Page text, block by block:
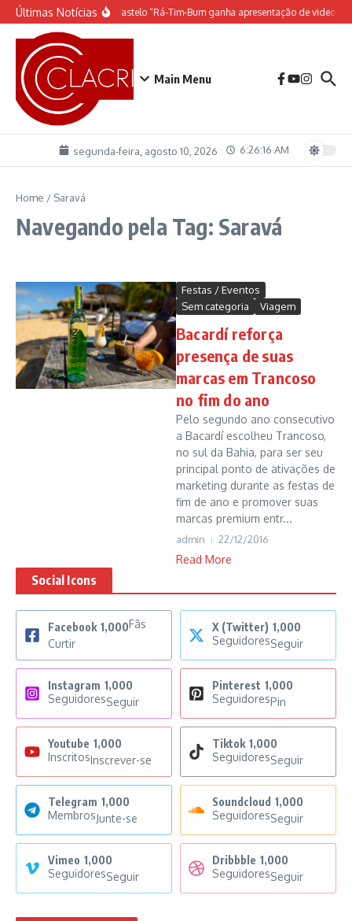
Ir para o conteúdo
Últimas Notícias
O espetáculo do Castelo “Rá-Tim-Bum ganha apresentação de video
Main Menu
segunda-feira, agosto 10, 2026 6:26:16 AM
Home / Saravá
Navegando pela Tag: Saravá
Festas / Eventos
Sem categoria
Viagem
Bacardí reforça
presença de suas
marcas em Trancoso
no fim do ano
Pelo segundo ano consecutivo
a Bacardí escolheu Trancoso,
no sul da Bahia, para ser seu
principal ponto de ativações de
marketing durante as festas de
fim de ano e promover suas
marcas premium entr...
admin 22/12/2016
Read More
Social Icons
Facebook 1,000Fãs
Curtir
X (Twitter) 1,000
SeguidoresSeguir
Instagram 1,000
SeguidoresSeguir
Pinterest 1,000
SeguidoresPin
Youtube 1,000
InscritosInscrever-se
Tiktok 1,000
SeguidoresSeguir
Telegram 1,000
MembrosJunte-se
Soundcloud 1,000
SeguidoresSeguir
Vimeo 1,000
SeguidoresSeguir
Dribbble 1,000
SeguidoresSeguir